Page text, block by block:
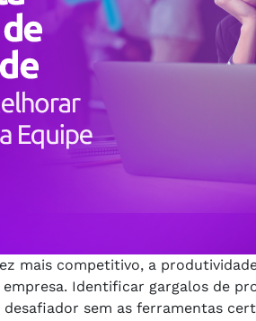
mais competitivo, a
Identificar gargalos de
sem as ferramentas